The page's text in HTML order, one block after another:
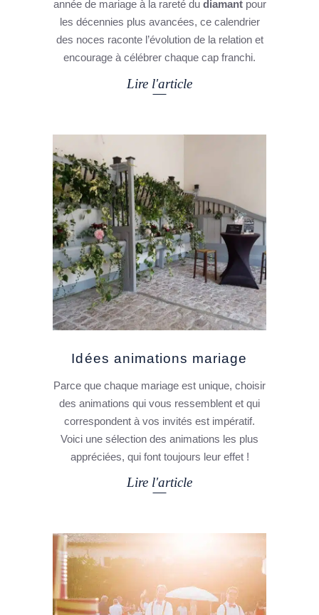
année de mariage à la rareté du diamantpour
les décennies plus avancées, ce calendrier
des noces raconte l’évolution de la relation et
encourage à célébrer chaque cap franchi.
Lire l'article
Idées animations mariage
Parce que chaque mariage est unique, choisir
des animations qui vous ressemblent et qui
correspondent à vos invités est impératif.
Voici une sélection des animations les plus
appréciées, qui font toujours leur effet !
Lire l'article